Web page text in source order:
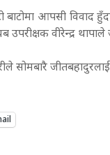
बाटोमा आपसी विवाद
उपरीक्षक वीरेन्द्र थापाले
सोमबारै